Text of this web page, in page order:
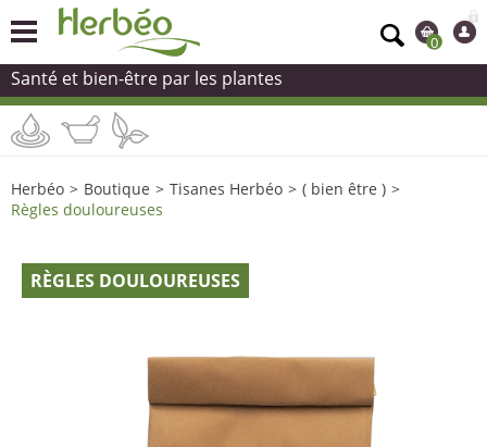
0
Santé et bien-être par les plantes
Herbéo > Boutique > Tisanes Herbéo > ( bien être ) >
Règles douloureuses
RÈGLES DOULOUREUSES